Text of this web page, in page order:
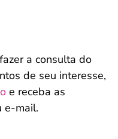
a consulta do
de seu interesse,
e receba as
e-mail.